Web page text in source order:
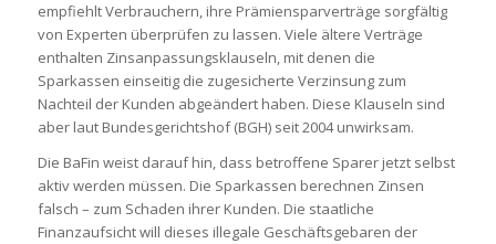
empfiehlt Verbrauchern, ihre Prämiensparverträge sorgfältig
von Experten überprüfen zu lassen. Viele ältere Verträge
enthalten Zinsanpassungsklauseln, mit denen die
Sparkassen einseitig die zugesicherte Verzinsung zum
Nachteil der Kunden abgeändert haben. Diese Klauseln sind
aber laut Bundesgerichtshof (BGH) seit 2004 unwirksam.
Die BaFin weist darauf hin, dass betroffene Sparer jetzt selbst
aktiv werden müssen. Die Sparkassen berechnen Zinsen
falsch – zum Schaden ihrer Kunden. Die staatliche
Finanzaufsicht will dieses illegale Geschäftsgebaren der